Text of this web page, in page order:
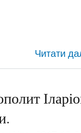
Читати